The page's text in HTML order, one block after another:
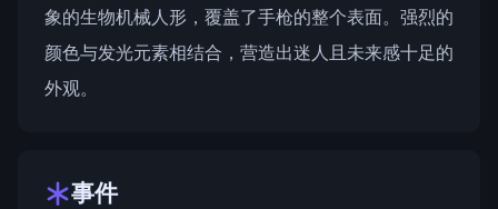
象的生物机械人形，覆盖了手枪的整个表面。强烈的
颜色与发光元素相结合，营造出迷人且未来感十足的
外观。
事件